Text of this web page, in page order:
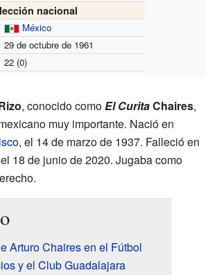
nacional
México
29 de octubre de 1961
22 (0)
, conocido comoEl CuritaChaires,
muy importante. Nació en
, el 14 de marzo de 1937. Falleció en
18 de junio de 2020. Jugaba como
Arturo Chaires en el Fútbol
y el Club Guadalajara